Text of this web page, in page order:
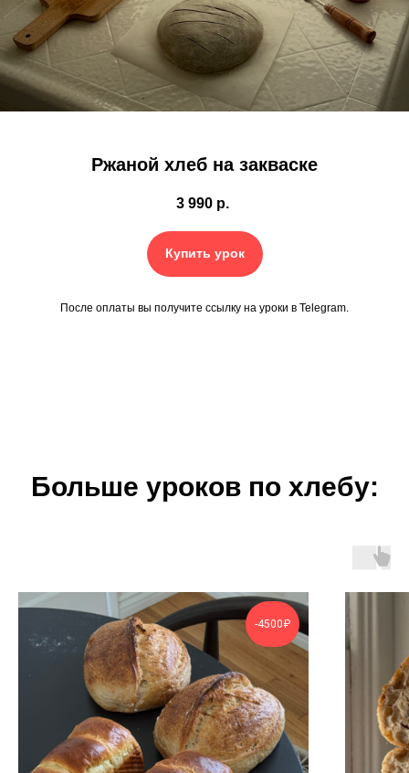
Ржаной хлеб на закваске
3 990 р.
Купить урок
После оплаты вы получите ссылку на уроки в Telegram.
Больше уроков по хлебу:
-4500₽